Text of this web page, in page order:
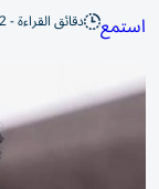
استمع دقائق القراءة - 2